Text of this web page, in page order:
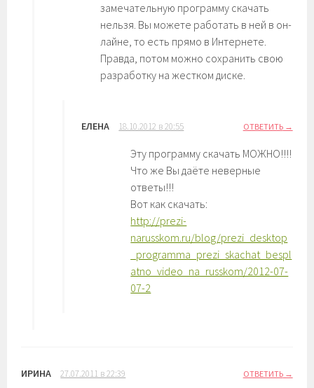
замечательную программу скачать
нельзя. Вы можете работать в ней в он-
лайне, то есть прямо в Интернете.
Правда, потом можно сохранить свою
разработку на жестком диске.
ЕЛЕНА 18.10.2012 в 20:55 ОТВЕТИТЬ
Эту программу скачать МОЖНО!!!!
Что же Вы даёте неверные
ответы!!!
Вот как скачать:
http://prezi-
narusskom.ru/blog/prezi_desktop
_programma_prezi_skachat_bespl
atno_video_na_russkom/2012-07-
07-2
ИРИНА 27.07.2011 в 22:39 ОТВЕТИТЬ